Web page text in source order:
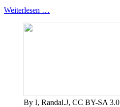
Weiterlesen …
By I, Randal.J, CC BY-SA 3.0